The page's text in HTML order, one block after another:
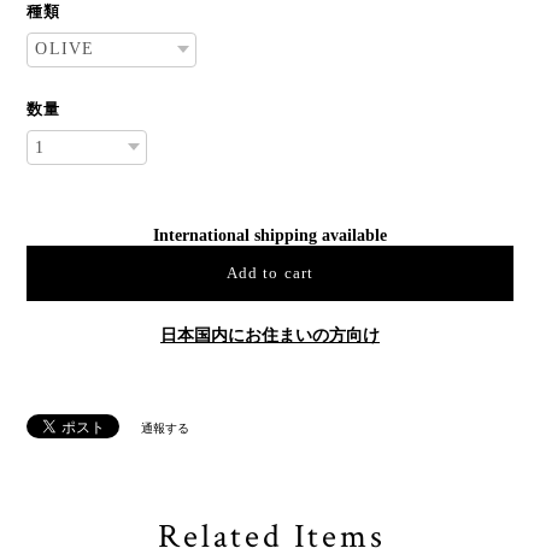
種類
数量
International shipping available
Add to cart
日本国内にお住まいの方向け
通報する
Related Items